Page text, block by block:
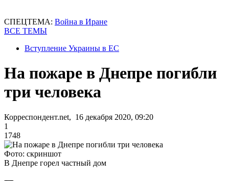
СПЕЦТЕМА: Война в Иране
ВСЕ ТЕМЫ
Вступление Украины в ЕС
На пожаре в Днепре погибли
три человека
Корреспондент.net, 16 декабря 2020, 09:20
1
1748
Фото: скриншот
В Днепре горел частный дом